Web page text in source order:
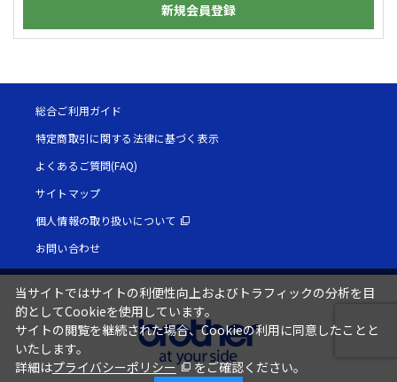
新規会員登録
総合ご利用ガイド
特定商取引に関する法律に基づく表示
よくあるご質問(FAQ)
サイトマップ
個人情報の取り扱いについて
お問い合わせ
当サイトではサイトの利便性向上およびトラフィックの分析を目
的としてCookieを使用しています。
サイトの閲覧を継続された場合、Cookieの利用に同意したことと
いたします。
詳細はプライバシーポリシー をご確認ください。